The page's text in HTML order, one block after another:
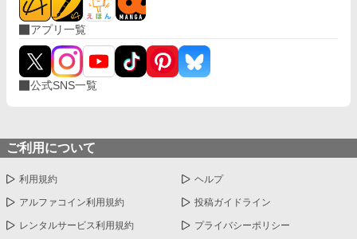
アプリ一覧
公式SNS一覧
ご利用について
利用規約 ヘルプ
アルファコイン利用規約 投稿ガイドライン
レンタルサービス利用規約 プライバシーポリシー